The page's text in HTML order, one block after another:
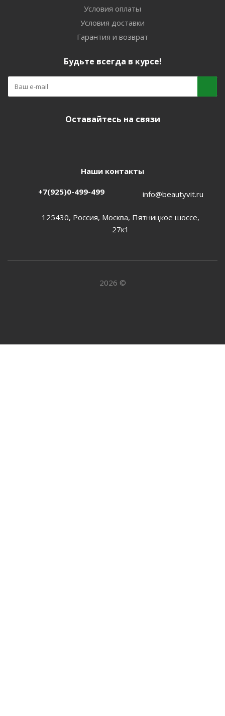
Условия оплаты
Условия доставки
Гарантия и возврат
Будьте всегда в курсе!
Оставайтесь на связи
Наши контакты
+7(925)0-499-499 info@beautyvit.ru
125430, Россия, Москва, Пятницкое шоссе,
27к1
2026 ©